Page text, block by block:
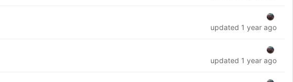
updated 1 year ago
updated 1 year ago